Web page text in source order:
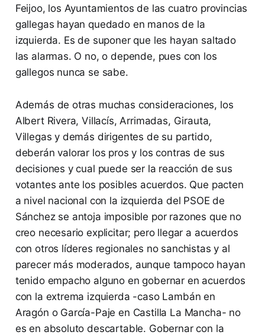
Feijoo, los Ayuntamientos de las cuatro provincias
gallegas hayan quedado en manos de la
izquierda. Es de suponer que les hayan saltado
las alarmas. O no, o depende, pues con los
gallegos nunca se sabe.
Además de otras muchas consideraciones, los
Albert Rivera, Villacís, Arrimadas, Girauta,
Villegas y demás dirigentes de su partido,
deberán valorar los pros y los contras de sus
decisiones y cual puede ser la reacción de sus
votantes ante los posibles acuerdos. Que pacten
a nivel nacional con la izquierda del PSOE de
Sánchez se antoja imposible por razones que no
creo necesario explicitar; pero llegar a acuerdos
con otros líderes regionales no sanchistas y al
parecer más moderados, aunque tampoco hayan
tenido empacho alguno en gobernar en acuerdos
con la extrema izquierda -caso Lambán en
Aragón o García-Paje en Castilla La Mancha- no
es en absoluto descartable. Gobernar con la